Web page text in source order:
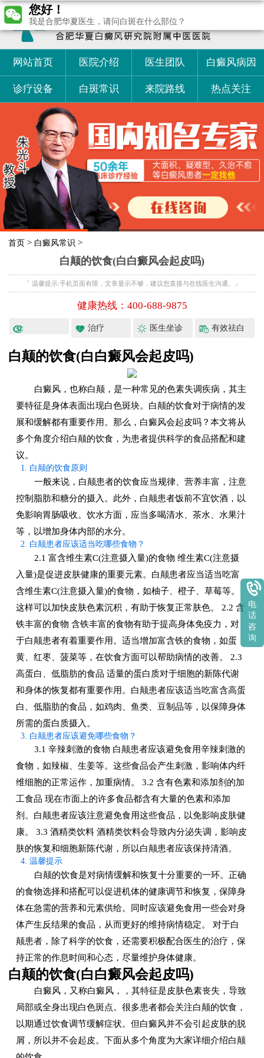
网站首页 医院介绍 医生团队 白癜风病因
诊疗设备 白斑常识 来院路线 热点关注
首页 > 白癜风常识 >
白颠的饮食(白白癜风会起皮吗)
「 温馨提示:手机页面有限，文章显示不够，建议您直接与在线医生沟通。」
健康热线：400-688-9875
治疗 医生坐诊 有效祛白
白颠的饮食(白白癜风会起皮吗)
白癜风，也称白颠，是一种常见的色素失调疾病，其主
要特征是身体表面出现白色斑块。白颠的饮食对于病情的发
展和缓解都有重要作用。那么，白癜风会起皮吗？本文将从
多个角度介绍白颠的饮食，为患者提供科学的食品搭配和建
议。
1. 白颠的饮食原则
一般来说，白颠患者的饮食应当规律、营养丰富，注意
控制脂肪和糖分的摄入。此外，白颠患者饭前不宜饮酒，以
免影响胃肠吸收。饮水方面，应当多喝清水、茶水、水果汁
等，以增加身体内部的水分。
2. 白颠患者应该适当吃哪些食物？
2.1 富含维生素C(注意摄入量)的食物 维生素C(注意摄
入量)是促进皮肤健康的重要元素。白颠患者应当适当吃富
含维生素C(注意摄入量)的食物，如柚子、橙子、草莓等。
这样可以加快皮肤色素沉积，有助于恢复正常肤色。 2.2 含
铁丰富的食物 含铁丰富的食物有助于提高身体免疫力，对
于白颠患者有着重要作用。适当增加富含铁的食物，如蛋
黄、红枣、菠菜等，在饮食方面可以帮助病情的改善。 2.3
高蛋白、低脂肪的食品 适量的蛋白质对于细胞的新陈代谢
和身体的恢复都有重要作用。白颠患者应该适当吃富含高蛋
白、低脂肪的食品，如鸡肉、鱼类、豆制品等，以保障身体
所需的蛋白质摄入。
3. 白颠患者应该避免哪些食物？
3.1 辛辣刺激的食物 白颠患者应该避免食用辛辣刺激的
食物，如辣椒、生姜等。这些食品会产生刺激，影响体内纤
维细胞的正常运作，加重病情。 3.2 含有色素和添加剂的加
工食品 现在市面上的许多食品都含有大量的色素和添加
剂。白颠患者应该注意避免食用这些食品，以免影响皮肤健
康。 3.3 酒精类饮料 酒精类饮料会导致内分泌失调，影响皮
肤的恢复和细胞新陈代谢，所以白颠患者应该保持清酒。
4. 温馨提示
白颠的饮食是对病情缓解和恢复十分重要的一环。正确
的食物选择和搭配可以促进机体的健康调节和恢复，保障身
体在急需的营养和元素供给。同时应该避免食用一些会对身
体产生反结果的食品，从而更好的维持病情稳定。 对于白
颠患者，除了科学的饮食，还需要积极配合医生的治疗，保
持正常的作息时间和心态，尽量维护身体健康。
白颠的饮食(白白癜风会起皮吗)
白癜风，又称白癜风，，其特征是皮肤色素丧失，导致
局部或全身出现白色斑点。很多患者都会关注白颠的饮食，
以期通过饮食调节缓解症状。但白癜风并不会引起皮肤的脱
屑，所以并不会起皮。下面从多个角度为大家详细介绍白颠
您好！
我是合肥华夏医生，请问白斑在什么部位？
电
话
咨
询